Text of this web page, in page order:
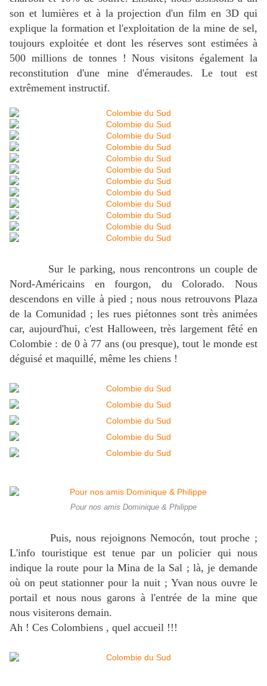
son et lumières et à la projection d'un film en 3D qui
explique la formation et l'exploitation de la mine de sel,
toujours exploitée et dont les réserves sont estimées à
500 millions de tonnes ! Nous visitons également la
reconstitution d'une mine d'émeraudes. Le tout est
extrêmement instructif.
Sur le parking, nous rencontrons un couple de
Nord-Américains en fourgon, du Colorado. Nous
descendons en ville à pied ; nous nous retrouvons Plaza
de la Comunidad ; les rues piétonnes sont très animées
car, aujourd'hui, c'est Halloween, très largement fêté en
Colombie : de 0 à 77 ans (ou presque), tout le monde est
déguisé et maquillé, même les chiens !
Pour nos amis Dominique & Philippe
Puis, nous rejoignons Nemocón, tout proche ;
L'info touristique est tenue par un policier qui nous
indique la route pour la Mina de la Sal ; là, je demande
où on peut stationner pour la nuit ; Yvan nous ouvre le
portail et nous nous garons à l'entrée de la mine que
nous visiterons demain.
Ah ! Ces Colombiens , quel accueil !!!